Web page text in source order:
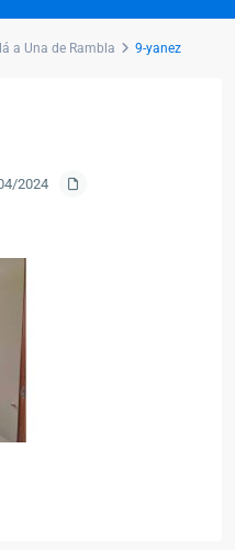
a Una de Rambla 9-yanez
2024